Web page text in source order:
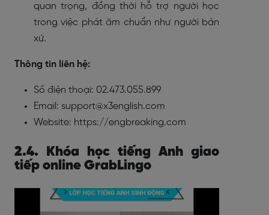
quan trọng, đồng thời hỗ trợ người học
trong việc phát âm chuẩn như người bản
xứ.
Thông tin liên hệ:
Số điện thoại: 02.473.055.899
Email: support@x3english.com
Website: https://engbreaking.com
2.4. Khóa học tiếng Anh giao
tiếp online GrabLingo